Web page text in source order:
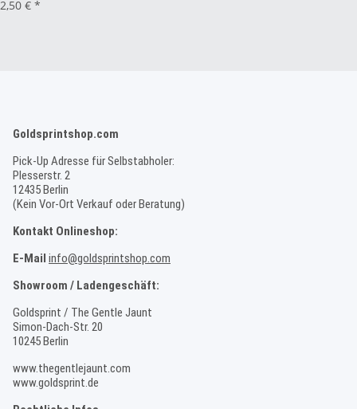
2,50 € *
Goldsprintshop.com
Pick-Up Adresse für Selbstabholer:
Plesserstr. 2
12435 Berlin
(Kein Vor-Ort Verkauf oder Beratung)
Kontakt Onlineshop:
E-Mail info@goldsprintshop.com
Showroom / Ladengeschäft:
Goldsprint / The Gentle Jaunt
Simon-Dach-Str. 20
10245 Berlin
www.thegentlejaunt.com
www.goldsprint.de